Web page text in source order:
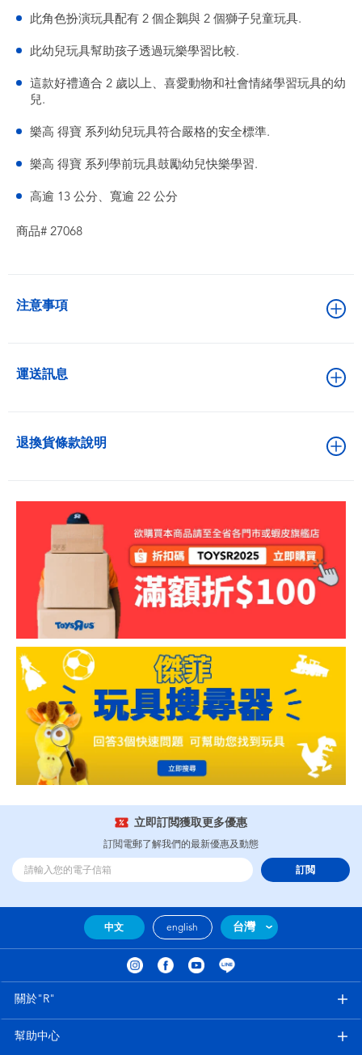
此角色扮演玩具配有 2 個企鵝與 2 個獅子兒童玩具.
此幼兒玩具幫助孩子透過玩樂學習比較.
這款好禮適合 2 歲以上、喜愛動物和社會情緒學習玩具的幼
兒.
樂高 得寶 系列幼兒玩具符合嚴格的安全標準.
樂高 得寶 系列學前玩具鼓勵幼兒快樂學習.
高逾 13 公分、寬逾 22 公分
商品# 27068
注意事項
運送訊息
退換貨條款說明
立即訂閲獲取更多優惠
訂閲電郵了解我們的最新優惠及動態
訂閲
中文 english 台灣
關於"R"
幫助中心